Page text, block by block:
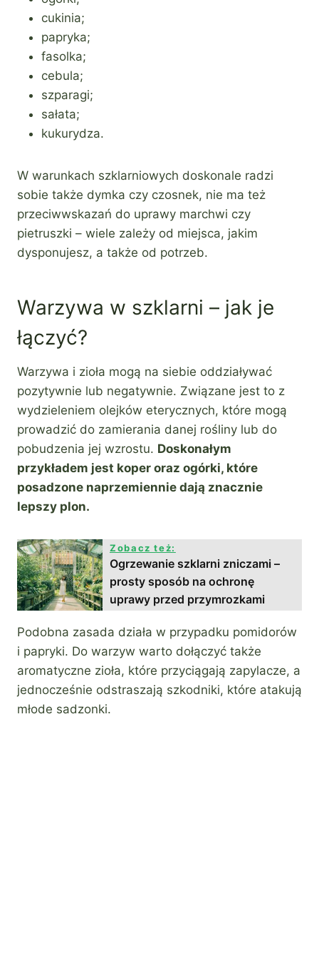
cukinia;
papryka;
fasolka;
cebula;
szparagi;
sałata;
kukurydza.
W warunkach szklarniowych doskonale radzi
sobie także dymka czy czosnek, nie ma też
przeciwwskazań do uprawy marchwi czy
pietruszki – wiele zależy od miejsca, jakim
dysponujesz, a także od potrzeb.
Warzywa w szklarni – jak je
łączyć?
Warzywa i zioła mogą na siebie oddziaływać
pozytywnie lub negatywnie. Związane jest to z
wydzieleniem olejków eterycznych, które mogą
prowadzić do zamierania danej rośliny lub do
pobudzenia jej wzrostu. Doskonałym
przykładem jest koper oraz ogórki, które
posadzone naprzemiennie dają znacznie
lepszy plon.
Zobacz też:
Ogrzewanie szklarni zniczami –
prosty sposób na ochronę
uprawy przed przymrozkami
Podobna zasada działa w przypadku pomidorów
i papryki. Do warzyw warto dołączyć także
aromatyczne zioła, które przyciągają zapylacze, a
jednocześnie odstraszają szkodniki, które atakują
młode sadzonki.